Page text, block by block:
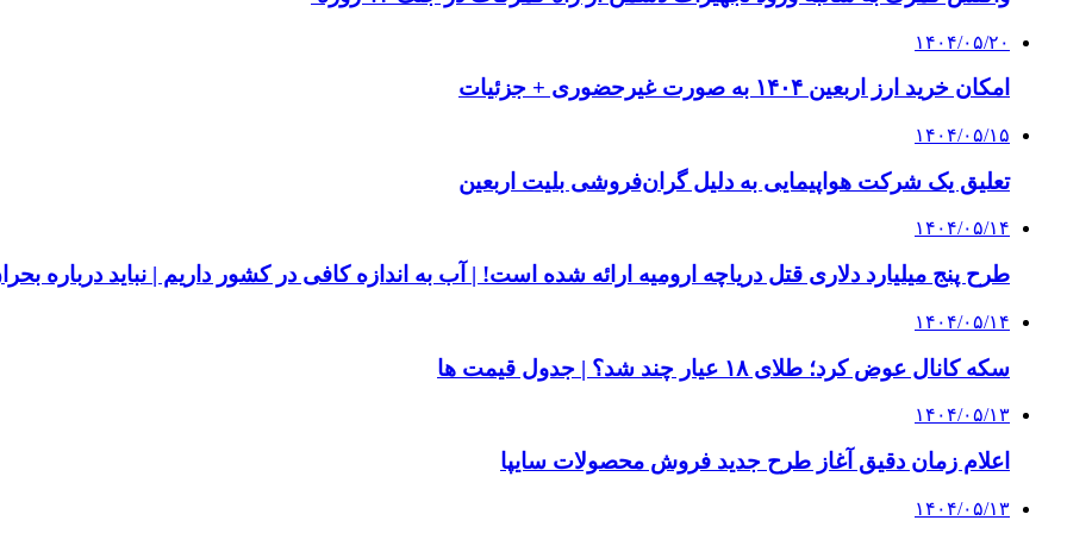
۱۴۰۴/۰۵/۲۰
امکان خرید ارز اربعین ۱۴۰۴ به صورت غیرحضوری + جزئیات
۱۴۰۴/۰۵/۱۵
تعلیق یک شرکت هواپیمایی به دلیل گران‌فروشی بلیت اربعین
۱۴۰۴/۰۵/۱۴
طرح پنج میلیارد دلاری قتل دریاچه ارومیه ارائه شده است! | آب به اندازه کافی در کشور داریم | نباید درباره
۱۴۰۴/۰۵/۱۴
سکه کانال عوض کرد؛ طلای ۱۸ عیار چند شد؟ | جدول قیمت ها
۱۴۰۴/۰۵/۱۳
اعلام زمان دقیق آغاز طرح جدید فروش محصولات سایپا
۱۴۰۴/۰۵/۱۳